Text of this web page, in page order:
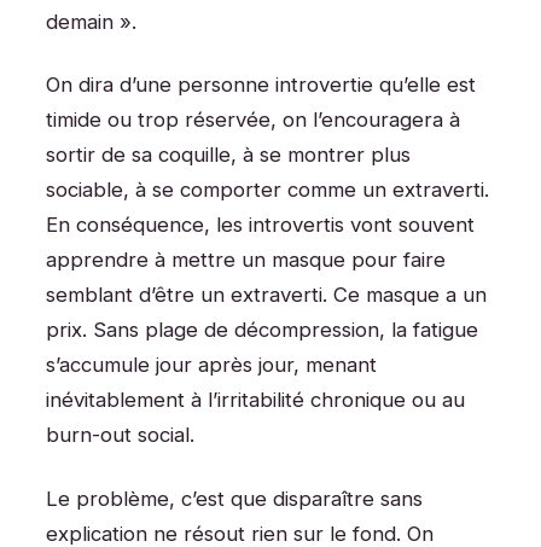
demain ».
On dira d’une personne introvertie qu’elle est
timide ou trop réservée, on l’encouragera à
sortir de sa coquille, à se montrer plus
sociable, à se comporter comme un extraverti.
En conséquence, les introvertis vont souvent
apprendre à mettre un masque pour faire
semblant d’être un extraverti. Ce masque a un
prix. Sans plage de décompression, la fatigue
s’accumule jour après jour, menant
inévitablement à l’irritabilité chronique ou au
burn-out social.
Le problème, c’est que disparaître sans
explication ne résout rien sur le fond. On